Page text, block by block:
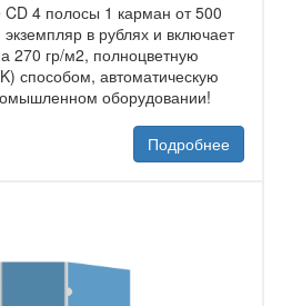
4 полосы 1 карман от 500
в рублях и включает
270 гр/м2, полноцветную
способом, автоматическую
оборудовании!
Подробнее